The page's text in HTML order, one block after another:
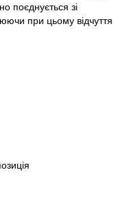
поєднується зі
при цьому відчуття